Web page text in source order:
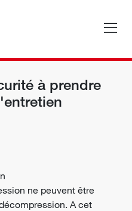
à prendre
ne peuvent être
A cet